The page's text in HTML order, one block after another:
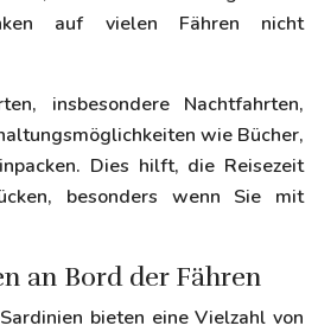
auf vielen Fähren nicht
insbesondere Nachtfahrten,
wie Bücher,
Dies hilft, die Reisezeit
besonders wenn Sie mit
an Bord der Fähren
bieten eine Vielzahl von